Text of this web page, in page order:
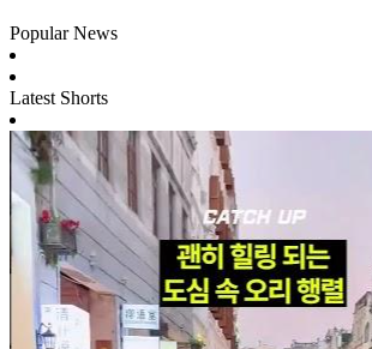
Popular News
Latest Shorts